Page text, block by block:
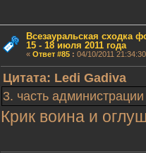
Всезауральская сходка
15 - 18 июля 2011 года
« Ответ #85: 04/10/2011
Цитата: Ledi Gadiva
3. часть
Крик воина и